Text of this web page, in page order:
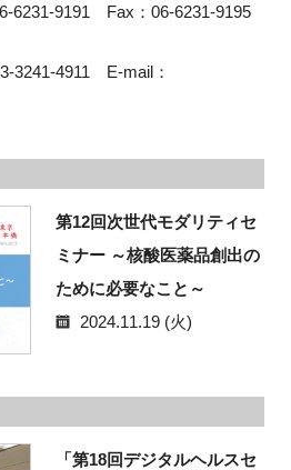
6231-9191　Fax：06-6231-9195
3241-4911　E-mail：
第12回次世代モダリティセ
ミナー ～核酸医薬品創出の
ために必要なこと～
2024.11.19 (火)
「第18回デジタルヘルスセ